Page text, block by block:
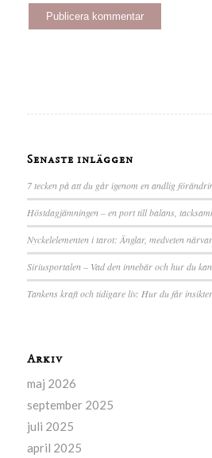
Senaste inläggen
7 tecken på att du går igenom en andlig
Höstdagjämningen – en port till balans,
Nyckelelementen i tarot: Änglar, medveten
Siriusportalen – Vad den innebär och hur du
Tankens kraft och tidigare liv: Hur du får insikter
Arkiv
maj 2026
september 2025
juli 2025
april 2025